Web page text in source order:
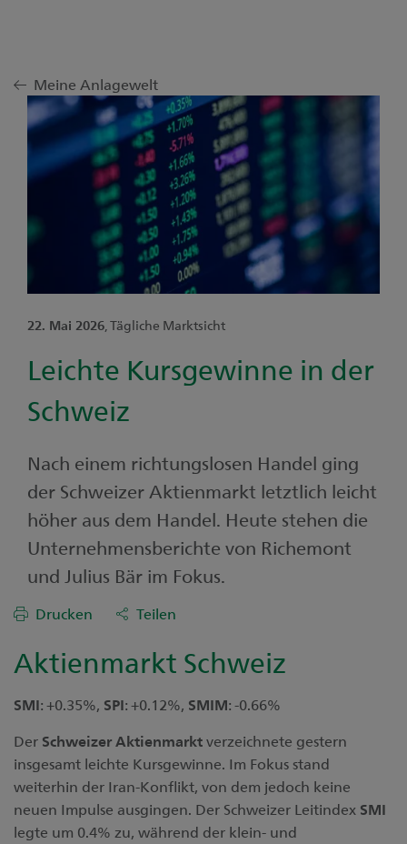
Meine Anlagewelt
22. Mai 2026, Tägliche Marktsicht
Leichte Kursgewinne in der
Schweiz
Nach einem richtungslosen Handel ging
der Schweizer Aktienmarkt letztlich leicht
höher aus dem Handel. Heute stehen die
Unternehmensberichte von Richemont
und Julius Bär im Fokus.
Drucken Teilen
Aktienmarkt Schweiz
SMI: +0.35%, SPI: +0.12%, SMIM: -0.66%
Der SchweizerAktienmarktverzeichnete gestern
insgesamt leichte Kursgewinne. Im Fokus stand
weiterhin der Iran-Konflikt, von dem jedoch keine
neuen Impulse ausgingen. Der Schweizer Leitindex SMI
legte um 0.4% zu, während der klein- und